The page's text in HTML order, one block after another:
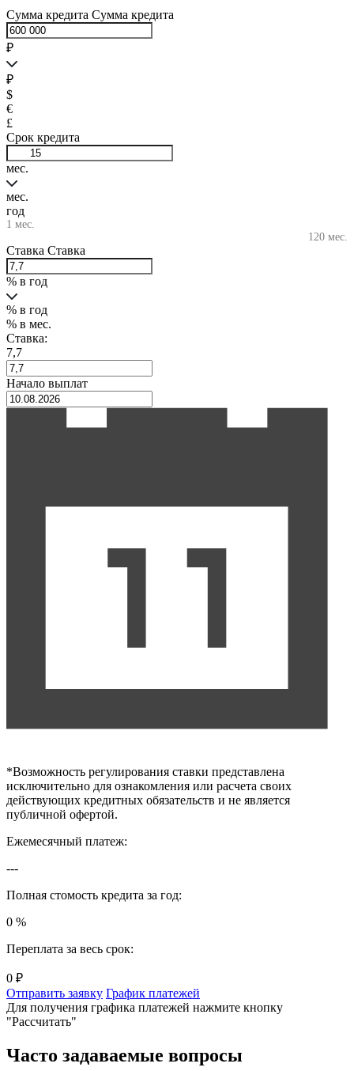
Сумма кредита Сумма кредита
₽
₽
$
€
£
Срок кредита
мес.
мес.
год
1 мес.
120 мес.
Ставка Ставка
% в год
% в год
% в мес.
Ставка:
7,7
Начало выплат
*Возможность регулирования ставки представлена
исключительно для ознакомления или расчета своих
действующих кредитных обязательств и не является
публичной офертой.
Ежемесячный платеж:
---
Полная стомость кредита за год:
0 %
Переплата за весь срок:
0 ₽
Отправить заявку График платежей
Для получения графика платежей нажмите кнопку
"Рассчитать"
Часто задаваемые вопросы